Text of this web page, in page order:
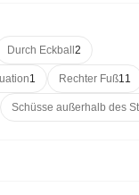
Durch Eckball 2
1 Rechter Fuß11
Schüsse außerhalb des